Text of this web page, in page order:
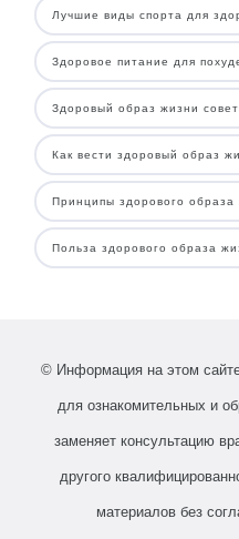
Лучшие виды спорта для
Здоровое питание для
Здоровый образ жизни
Как вести здоровый образ
Принципы здорового образа
Польза здорового образа
© Информация на этом
для ознакомительных и
заменяет консультацию
другого
материалов без